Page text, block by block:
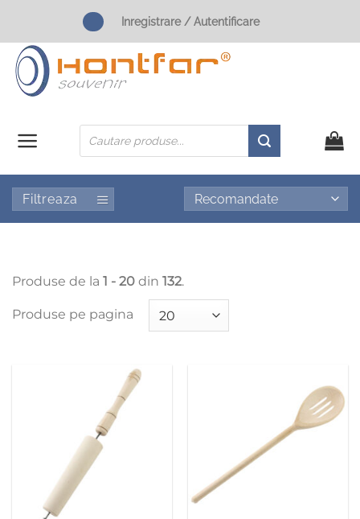
content
Inregistrare / Autentificare
Products
search
Filtreaza
Produse de la 1 - 20 din 132.
Produse pe pagina